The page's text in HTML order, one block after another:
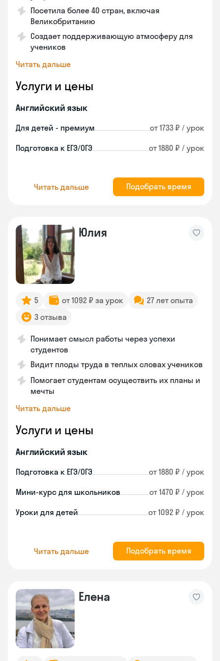
Посетила более 40 стран, включая
Великобританию
Создает поддерживающую атмосферу для
учеников
Читать дальше
Услуги и цены
Английский язык
Для детей - премиум от 1733 ₽ / урок
Подготовка к ЕГЭ/ОГЭ от 1880 ₽ / урок
Читать дальше Подобрать время
Юлия
5 от 1092 ₽ за урок
27 лет опыта
3 отзыва
Понимает смысл работы через успехи
студентов
Видит плоды труда в теплых словах учеников
Помогает студентам осуществить их планы и
мечты
Читать дальше
Услуги и цены
Английский язык
Подготовка к ЕГЭ/ОГЭ от 1880 ₽ / урок
Мини-курс для школьников от 1470 ₽ / урок
Уроки для детей от 1092 ₽ / урок
Читать дальше Подобрать время
Елена